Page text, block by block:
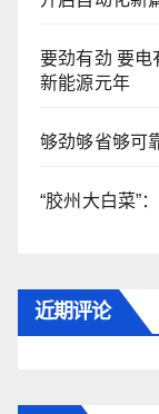
要劲有劲 要电
新能源元年
够劲够省够可
“胶州大白菜”
近期评论